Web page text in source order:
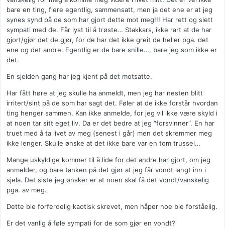
bare en ting, flere egentlig, sammensatt, men ja det ene er at jeg
synes synd på de som har gjort dette mot meg!!! Har rett og slett
sympati med de. Får lyst til å trøste… Stakkars, ikke rart at de har
gjort/gjør det de gjør, for de har det ikke greit de heller pga. det
ene og det andre. Egentlig er de bare snille…, bare jeg som ikke er
det.
En sjelden gang har jeg kjent på det motsatte.
Har fått høre at jeg skulle ha anmeldt, men jeg har nesten blitt
irritert/sint på de som har sagt det. Føler at de ikke forstår hvordan
ting henger sammen. Kan ikke anmelde, for jeg vil ikke være skyld i
at noen tar sitt eget liv. Da er det bedre at jeg “forsvinner“. En har
truet med å ta livet av meg (senest i går) men det skremmer meg
ikke lenger. Skulle ønske at det ikke bare var en tom trussel…
Mange uskyldige kommer til å lide for det andre har gjort, om jeg
anmelder, og bare tanken på det gjør at jeg får vondt langt inn i
sjela. Det siste jeg ønsker er at noen skal få det vondt/vanskelig
pga. av meg.
Dette ble forferdelig kaotisk skrevet, men håper noe ble forståelig.
Er det vanlig å føle sympati for de som gjør en vondt?